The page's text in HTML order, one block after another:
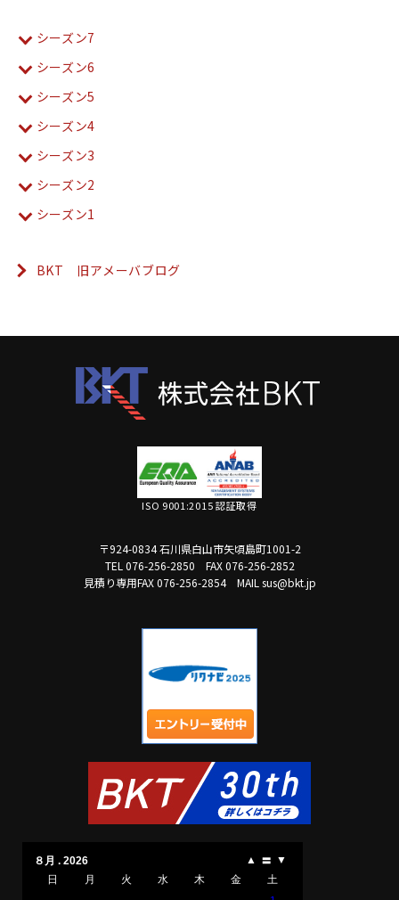
シーズン7
シーズン6
シーズン5
シーズン4
シーズン3
シーズン2
シーズン1
BKT 旧アメーバブログ
ISO 9001:2015 認証取得
〒924-0834 石川県白山市矢頃島町1001-2
TEL 076-256-2850
FAX 076-256-2852
見積り専用FAX 076-256-2854
MAIL sus@bkt.jp